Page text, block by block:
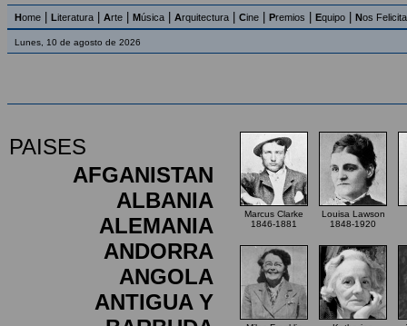
Home Literatura Arte Música Arquitectura Cine Premios Equipo Nos
Lunes, 10 de agosto de 2026
PAISES
AFGANISTAN
ALBANIA
ALEMANIA
ANDORRA
ANGOLA
ANTIGUA Y
Marcus Clarke
1846-1881
Louisa Lawson
1848-1920